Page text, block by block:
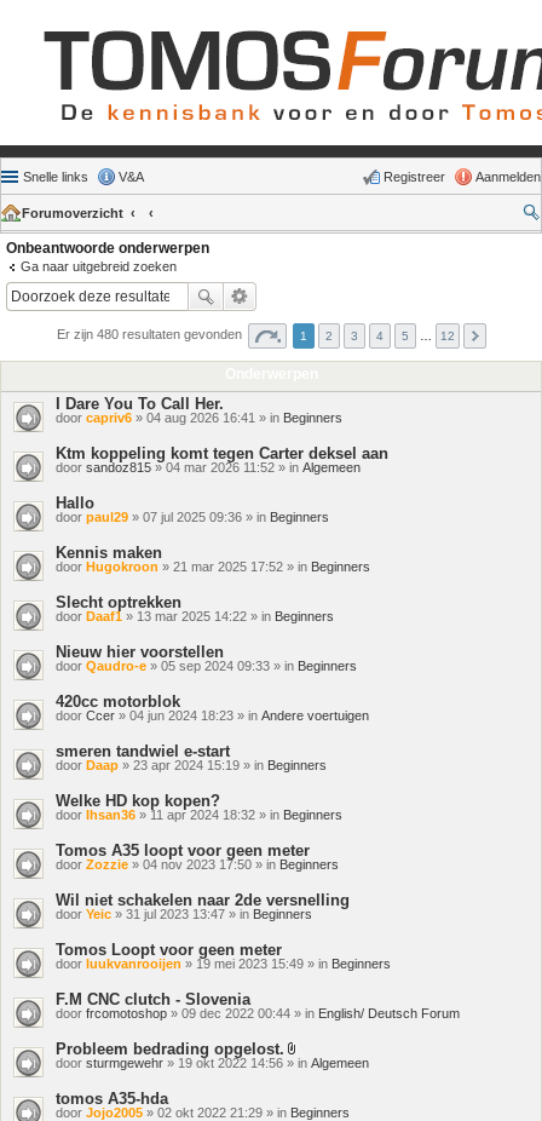
Snelle links V&A Aanmelden
Registreer
Forumoverzicht
Onbeantwoorde onderwerpen
Ga naar uitgebreid zoeken
Er zijn 480 resultaten gevonden 1 2 3 4 5 12
I Dare You To Call Her.
door capriv6 » 04 aug 2026 16:41 » in Beginners
Ktm koppeling komt tegen Carter deksel aan
door sandoz815 » 04 mar 2026 11:52 » in Algemeen
Hallo
door paul29 » 07 jul 2025 09:36 » in Beginners
Kennis maken
door Hugokroon » 21 mar 2025 17:52 » in Beginners
Slecht optrekken
door Daaf1 » 13 mar 2025 14:22 » in Beginners
Nieuw hier voorstellen
door Qaudro-e » 05 sep 2024 09:33 » in Beginners
420cc motorblok
door Ccer » 04 jun 2024 18:23 » in Andere voertuigen
smeren tandwiel e-start
door Daap » 23 apr 2024 15:19 » in Beginners
Welke HD kop kopen?
door Ihsan36 » 11 apr 2024 18:32 » in Beginners
Tomos A35 loopt voor geen meter
door Zozzie » 04 nov 2023 17:50 » in Beginners
Wil niet schakelen naar 2de versnelling
door Yeic » 31 jul 2023 13:47 » in Beginners
Tomos Loopt voor geen meter
door luukvanrooijen » 19 mei 2023 15:49 » in Beginners
F.M CNC clutch - Slovenia
door frcomotoshop » 09 dec 2022 00:44 » in English/ Deutsch Forum
Probleem bedrading opgelost.
Bijlage(n)
door sturmgewehr » 19 okt 2022 14:56 » in Algemeen
tomos A35-hda
door Jojo2005 » 02 okt 2022 21:29 » in Beginners